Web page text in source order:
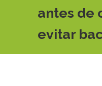
antes de
evitar